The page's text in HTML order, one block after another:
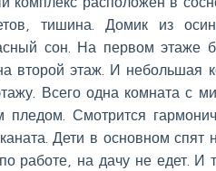
тишина. Домик из
сон. На первом этаже
второй этаж. И небольшая
Всего одна комната с
пледом. Смотрится
каната. Дети в основном
работе, на дачу не едет.